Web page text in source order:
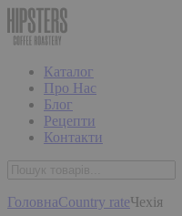
Каталог
Про Нас
Блог
Рецепти
Контакти
ГоловнаCountry rateЧехія